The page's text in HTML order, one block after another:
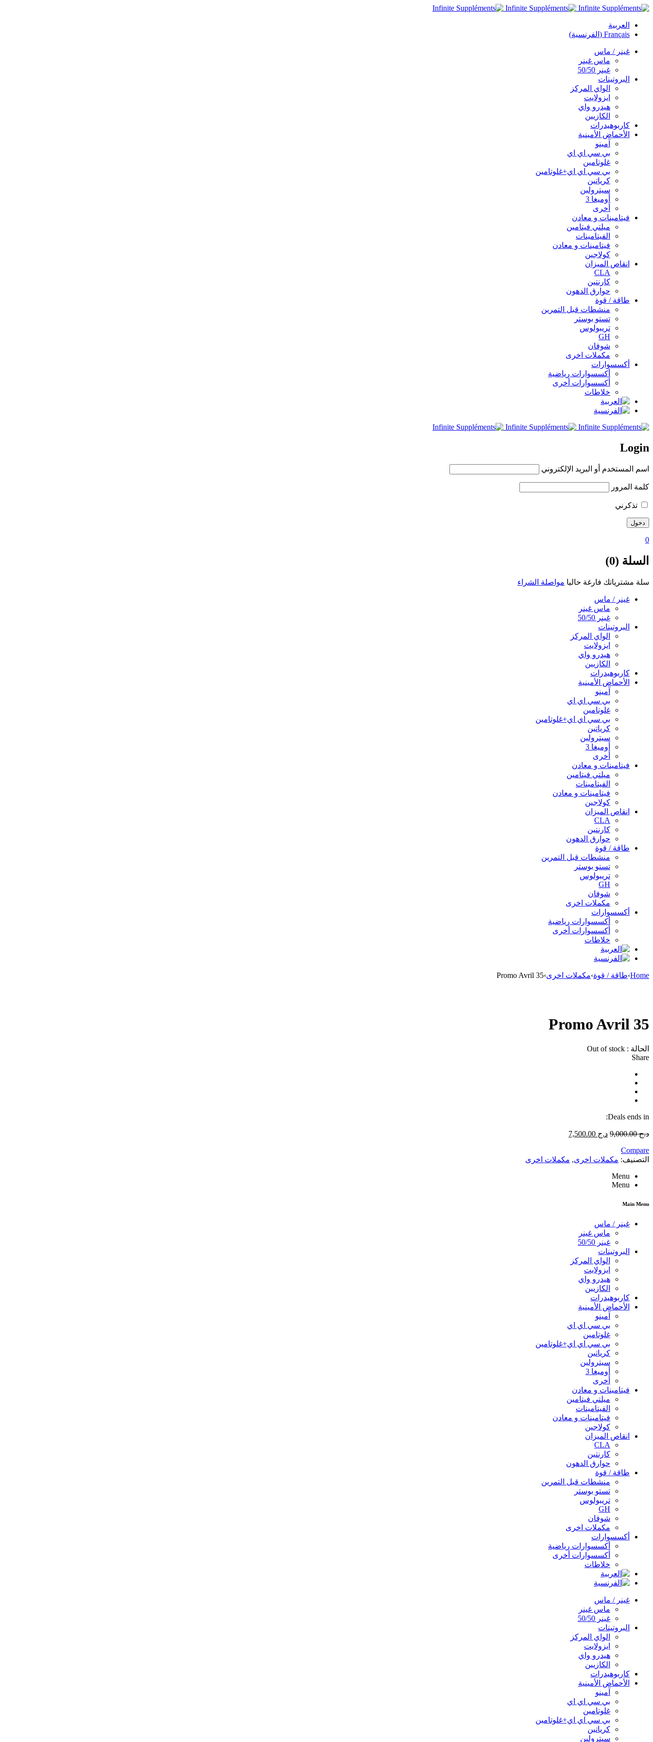
العربية
Français
( الفرنسية)
غينر / ماس
ماس غينر
غينر 50/50
البروتينات
الواي المركز
ايزولايت
هيدرو واي
الكازيين
كاربوهيدرات
الأحماض الأمينية
آمينو
بي سي اي اي
غلوتامين
بي سي اي اي+غلوتامين
كرياتين
سيترولين
أوميغا 3
أخرى
فيتامينات و معادن
ميلتي فيتامين
الفيتامينات
فيتامينات و معادن
كولاجين
انقاص الميزان
CLA
كارنتين
حوارق الدهون
طاقة / قوة
منشطات قبل التمرين
تستو بوستر
تريبولوس
GH
شوفان
مكملات اخرى
أكسسوارات
أكسسوارات رياضية
أكسسوارات أخرى
خلاطات
Login
اسم المستخدم أو البريد الإلكتروني
كلمة المرور
تذكرني
0
السلة (0)
سلة مشترياتك فارغة حاليا مواصلة الشراء
غينر / ماس
ماس غينر
غينر 50/50
البروتينات
الواي المركز
ايزولايت
هيدرو واي
الكازيين
كاربوهيدرات
الأحماض الأمينية
آمينو
بي سي اي اي
غلوتامين
بي سي اي اي+غلوتامين
كرياتين
سيترولين
أوميغا 3
أخرى
فيتامينات و معادن
ميلتي فيتامين
الفيتامينات
فيتامينات و معادن
كولاجين
انقاص الميزان
CLA
كارنتين
حوارق الدهون
طاقة / قوة
منشطات قبل التمرين
تستو بوستر
تريبولوس
GH
شوفان
مكملات اخرى
أكسسوارات
أكسسوارات رياضية
أكسسوارات أخرى
خلاطات
Home
›طاقة / قوة›مكملات اخرى›
Promo Avril 35
Promo Avril 35
الحالة : Out of stock
Share
Deals ends in:
د.ج9,000.00 د.ج
Compare
التصنيف: مكملات اخرى, مكملات اخرى
Menu
Menu
Main Menu
غينر / ماس
ماس غينر
غينر 50/50
البروتينات
الواي المركز
ايزولايت
هيدرو واي
الكازيين
كاربوهيدرات
الأحماض الأمينية
آمينو
بي سي اي اي
غلوتامين
بي سي اي اي+غلوتامين
كرياتين
سيترولين
أوميغا 3
أخرى
فيتامينات و معادن
ميلتي فيتامين
الفيتامينات
فيتامينات و معادن
كولاجين
انقاص الميزان
CLA
كارنتين
حوارق الدهون
طاقة / قوة
منشطات قبل التمرين
تستو بوستر
تريبولوس
GH
شوفان
مكملات اخرى
أكسسوارات
أكسسوارات رياضية
أكسسوارات أخرى
خلاطات
غينر / ماس
ماس غينر
غينر 50/50
البروتينات
الواي المركز
ايزولايت
هيدرو واي
الكازيين
كاربوهيدرات
الأحماض الأمينية
آمينو
بي سي اي اي
غلوتامين
بي سي اي اي+غلوتامين
كرياتين
سيترولين